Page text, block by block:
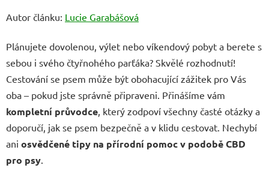
Autor článku: Lucie Garabášová
Plánujete dovolenou, výlet nebo víkendový pobyt a berete s
sebou i svého čtyřnohého parťáka? Skvělé rozhodnutí!
Cestování se psem může být obohacující zážitek pro Vás
oba – pokud jste správně připraveni. Přinášíme vám
kompletní průvodce, který zodpoví všechny časté otázky a
doporučí, jak se psem bezpečně a v klidu cestovat. Nechybí
ani osvědčené tipy na přírodní pomoc v podobě CBD
pro psy.